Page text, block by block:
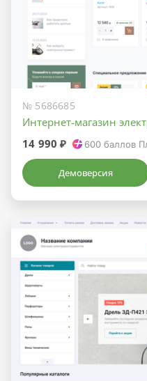
№ 5686685
Интернет-магазин
14 990 ₽
600баллов
Демоверсия